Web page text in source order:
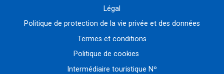
Légal
Politique de protection de la vie privée et des données
Termes et conditions
Politique de cookies
Intermédiaire touristique Nº